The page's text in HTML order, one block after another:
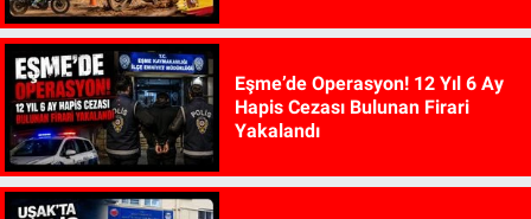
Eşme’de Operasyon! 12 Yıl 6 Ay
Hapis Cezası Bulunan Firari
Yakalandı